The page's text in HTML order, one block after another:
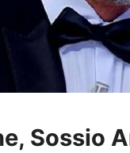
Sossio